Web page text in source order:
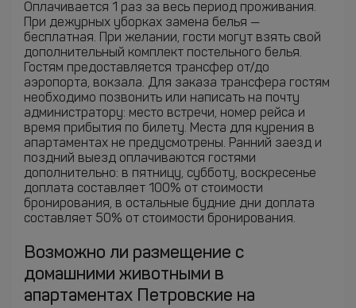
Оплачивается 1 раз за весь период проживания.
При дежурных уборках замена белья —
бесплатная. При желании, гости могут взять свой
дополнительный комплект постельного белья.
Гостям предоставляется трансфер от/до
аэропорта, вокзала. Для заказа трансфера гостям
необходимо позвонить или написать на почту
администратору: место встречи, номер рейса и
время прибытия по билету. Места для курения в
апартаментах не предусмотрены. Ранний заезд и
поздний выезд оплачиваются гостями
дополнительно: в пятницу, субботу, воскресенье
доплата составляет 100% от стоимости
бронирования, в остальные будние дни доплата
составляет 50% от стоимости бронирования.
Возможно ли размещение с
домашними животными в
апартаментах Петровские на